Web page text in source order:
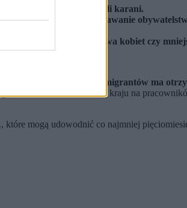
pięć miesięcy i nie byli karani.
poprzez szybkie nadawanie
lewicy, takim jak prawa kobiet czy
Około pół miliona migrantów ma
bezrobocia z otwartością kraju na
mogą udowodnić co najmniej